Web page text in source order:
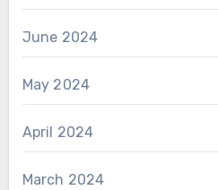
June 2024
May 2024
April 2024
March 2024